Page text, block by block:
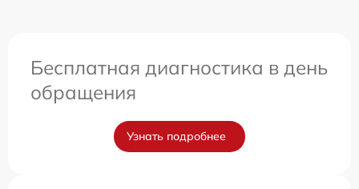
Бесплатная диагностика в день
обращения
Узнать подробнее